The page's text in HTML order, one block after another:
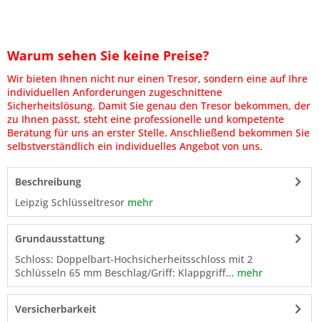
Warum sehen Sie keine Preise?
Wir bieten Ihnen nicht nur einen Tresor, sondern eine auf Ihre
individuellen Anforderungen zugeschnittene
Sicherheitslösung. Damit Sie genau den Tresor bekommen, der
zu Ihnen passt, steht eine professionelle und kompetente
Beratung für uns an erster Stelle. Anschließend bekommen Sie
selbstverständlich ein individuelles Angebot von uns.
Beschreibung
Leipzig Schlüsseltresor mehr
Grundausstattung
Schloss: Doppelbart-Hochsicherheitsschloss mit 2
Schlüsseln 65 mm Beschlag/Griff: Klappgriff... mehr
Versicherbarkeit